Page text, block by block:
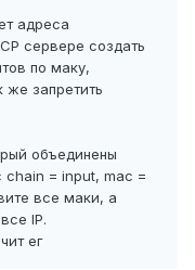
адреса
сервере создать
по маку,
же запретить
объединены
chain = input, mac =
все маки, а
IP.
ег